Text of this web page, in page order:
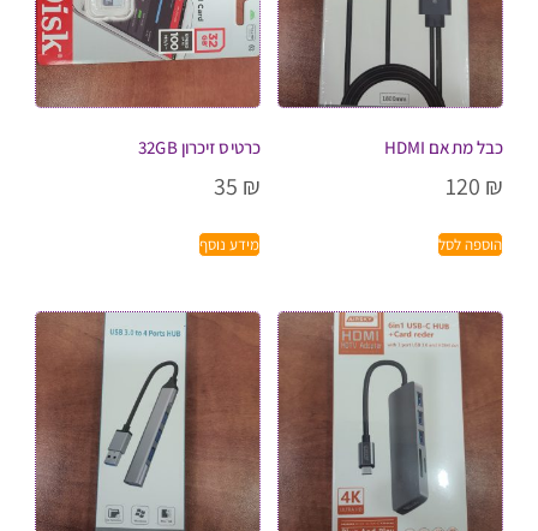
כבל מתאם HDMI
120 ₪
הוספה לסל
כרטיס זיכרון 32GB
35 ₪
מידע נוסף